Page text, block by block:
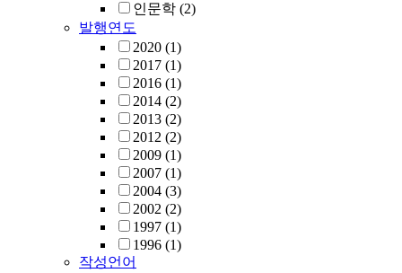
인문학 (2)
발행연도
2020 (1)
2017 (1)
2016 (1)
2014 (2)
2013 (2)
2012 (2)
2009 (1)
2007 (1)
2004 (3)
2002 (2)
1997 (1)
1996 (1)
작성언어